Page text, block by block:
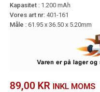
Kapasitet : 1.200 mAh
Vores art nr: 401-161
Måle : 61.95 x 36.50 x 5.20mm
89,00 KR INKL MOMS